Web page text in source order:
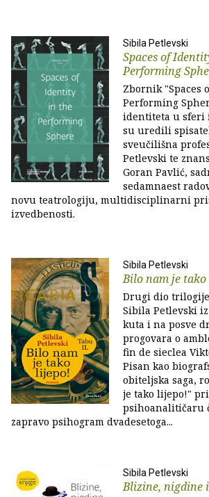
Sibila Petlevski
Spaces of
Performing
Zbornik "Spaces
Performing
identiteta u sferi
su uredili
sveučilišna
Petlevski te
Goran Pavlić,
sedamnaest
novu teatrologiju, multidisciplinarni
izvedbenosti.
Sibila Petlevski
Bilo nam je
Drugi dio
Sibila Petlevski
kuta i na posve
progovara o
fin de sieclea
Pisan kao
obiteljska saga,
je tako lijepo!"
psihoanalitičaru
zapravo psihogram dvadesetoga...
Sibila Petlevski
Blizine, nigdine